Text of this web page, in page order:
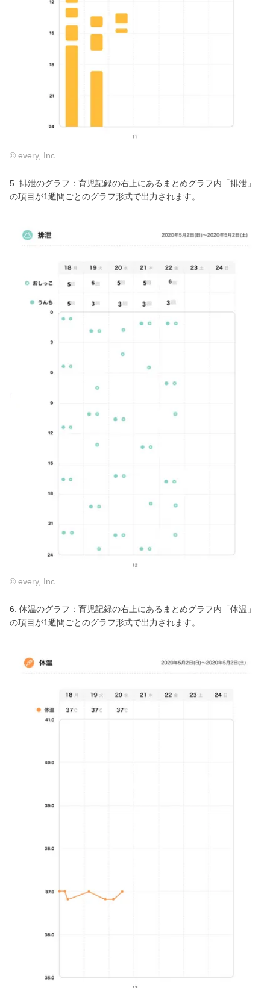
© every, Inc.
5. 排泄のグラフ：育児記録の右上にあるまとめグラフ内「排泄」
の項目が1週間ごとのグラフ形式で出力されます。
© every, Inc.
6. 体温のグラフ：育児記録の右上にあるまとめグラフ内「体温」
の項目が1週間ごとのグラフ形式で出力されます。